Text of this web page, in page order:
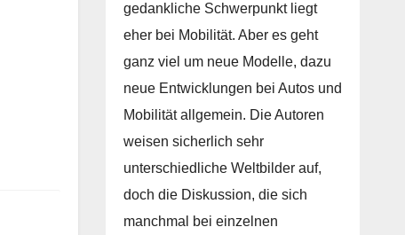
gedankliche Schwerpunkt liegt
eher bei Mobilität. Aber es geht
ganz viel um neue Modelle, dazu
neue Entwicklungen bei Autos und
Mobilität allgemein. Die Autoren
weisen sicherlich sehr
unterschiedliche Weltbilder auf,
doch die Diskussion, die sich
manchmal bei einzelnen